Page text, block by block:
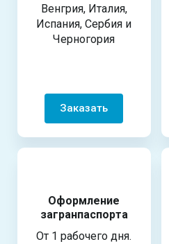
Венгрия, Италия,
Испания, Сербия и
Черногория
Заказать
Оформление
загранпаспорта
От 1 рабочего дня.